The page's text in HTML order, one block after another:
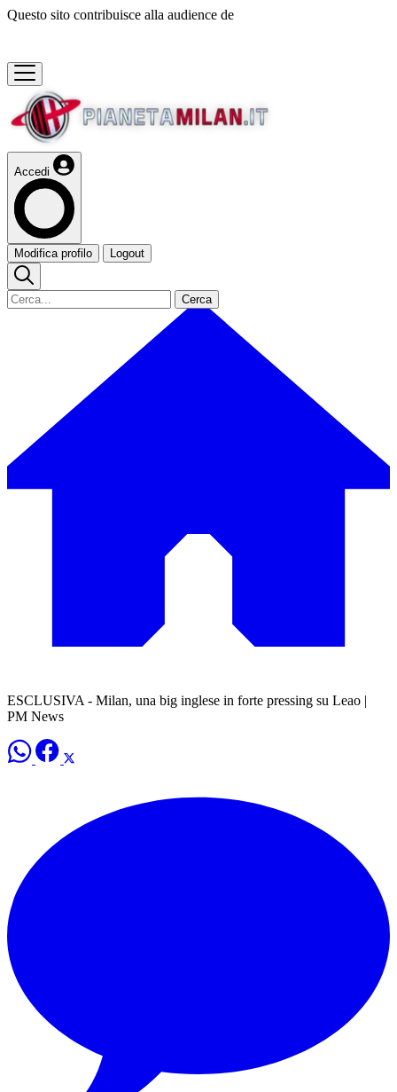
Questo sito contribuisce alla audience de
Accedi
Modifica profilo Logout
Cerca
ESCLUSIVA - Milan, una big inglese in forte pressing su Leao |
PM News